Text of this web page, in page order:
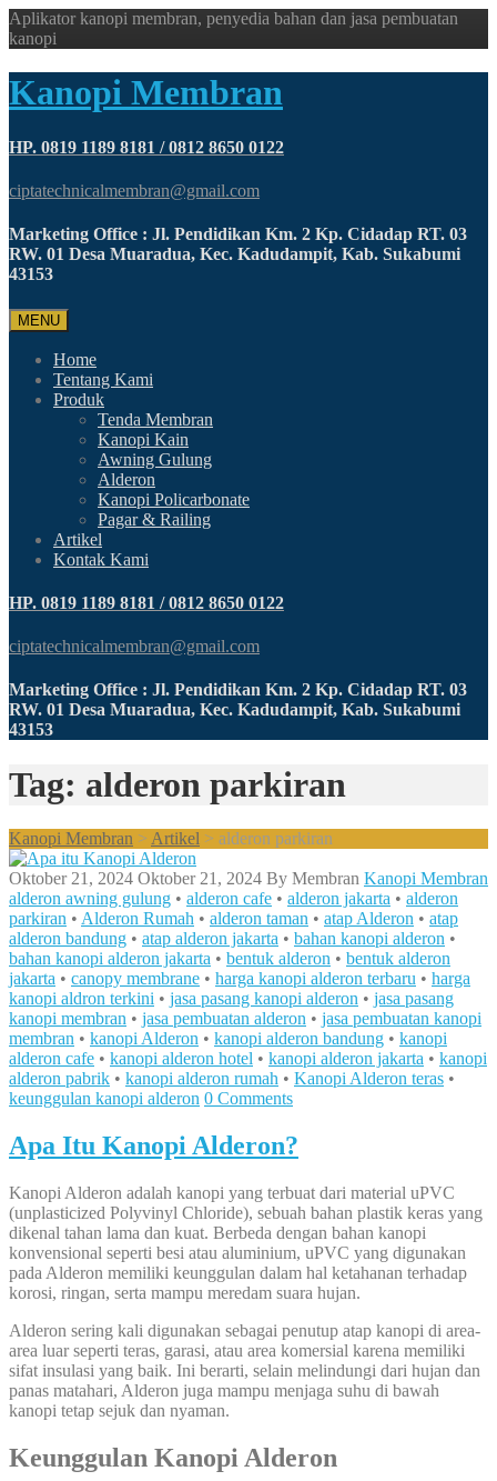
Aplikator kanopi membran, penyedia bahan dan jasa pembuatan
kanopi
Kanopi Membran
HP. 0819 1189 8181 / 0812 8650 0122
ciptatechnicalmembran@gmail.com
Marketing Office : Jl. Pendidikan Km. 2 Kp. Cidadap RT. 03
RW. 01 Desa Muaradua, Kec. Kadudampit, Kab. Sukabumi
43153
MENU
Home
Tentang Kami
Produk
Tenda Membran
Kanopi Kain
Awning Gulung
Alderon
Kanopi Policarbonate
Pagar & Railing
Artikel
Kontak Kami
HP. 0819 1189 8181 / 0812 8650 0122
ciptatechnicalmembran@gmail.com
Marketing Office : Jl. Pendidikan Km. 2 Kp. Cidadap RT. 03
RW. 01 Desa Muaradua, Kec. Kadudampit, Kab. Sukabumi
43153
Tag: alderon parkiran
Kanopi Membran > Artikel > alderon parkiran
Oktober 21, 2024 Oktober 21, 2024 By Membran Kanopi Membran
alderon awning gulung • alderon cafe • alderon jakarta • alderon
parkiran • Alderon Rumah • alderon taman • atap Alderon • atap
alderon bandung • atap alderon jakarta • bahan kanopi alderon •
bahan kanopi alderon jakarta • bentuk alderon • bentuk alderon
jakarta • canopy membrane • harga kanopi alderon terbaru • harga
kanopi aldron terkini • jasa pasang kanopi alderon • jasa pasang
kanopi membran • jasa pembuatan alderon • jasa pembuatan kanopi
membran • kanopi Alderon • kanopi alderon bandung • kanopi
alderon cafe • kanopi alderon hotel • kanopi alderon jakarta • kanopi
alderon pabrik • kanopi alderon rumah • Kanopi Alderon teras •
keunggulan kanopi alderon 0 Comments
Apa Itu Kanopi Alderon?
Kanopi Alderon adalah kanopi yang terbuat dari material uPVC
(unplasticized Polyvinyl Chloride), sebuah bahan plastik keras yang
dikenal tahan lama dan kuat. Berbeda dengan bahan kanopi
konvensional seperti besi atau aluminium, uPVC yang digunakan
pada Alderon memiliki keunggulan dalam hal ketahanan terhadap
korosi, ringan, serta mampu meredam suara hujan.
Alderon sering kali digunakan sebagai penutup atap kanopi di area-
area luar seperti teras, garasi, atau area komersial karena memiliki
sifat insulasi yang baik. Ini berarti, selain melindungi dari hujan dan
panas matahari, Alderon juga mampu menjaga suhu di bawah
kanopi tetap sejuk dan nyaman.
Keunggulan Kanopi Alderon